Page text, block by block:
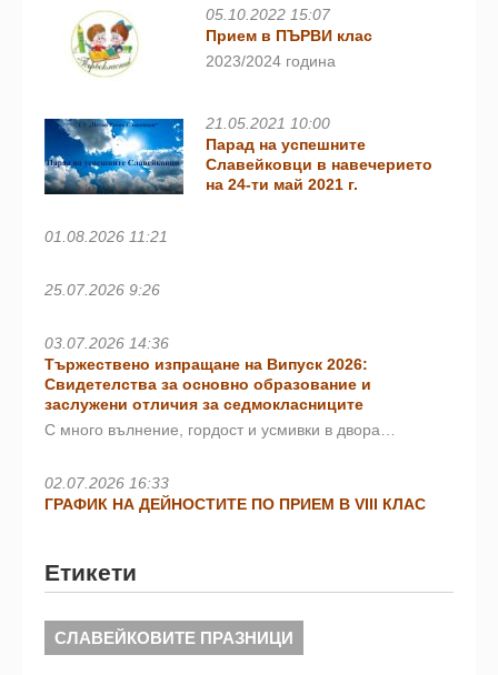
05.10.2022 15:07
Прием в ПЪРВИ клас
2023/2024 година
21.05.2021 10:00
Парад на успешните
Славейковци в навечерието
на 24-ти май 2021 г.
01.08.2026 11:21
25.07.2026 9:26
03.07.2026 14:36
Тържествено изпращане на Випуск 2026:
Свидетелства за основно образование и
заслужени отличия за седмокласниците
С много вълнение, гордост и усмивки в двора…
02.07.2026 16:33
ГРАФИК НА ДЕЙНОСТИТЕ ПО ПРИЕМ В VIII КЛАС
Етикети
СЛАВЕЙКОВИТЕ ПРАЗНИЦИ